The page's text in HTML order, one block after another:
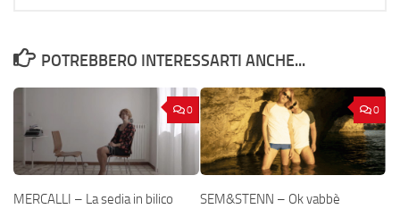
POTREBBERO INTERESSARTI ANCHE...
0
MERCALLI – La sedia in bilico
0
SEM&STENN – Ok vabbè